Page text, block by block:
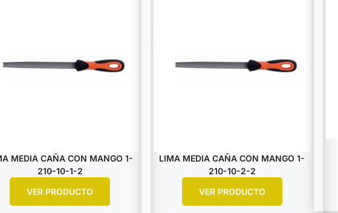
MEDIA CAÑA CON MANGO 1-
210-10-1-2
VER PRODUCTO
LIMA MEDIA CAÑA CON MANGO 1-
210-10-2-2
VER PRODUCTO